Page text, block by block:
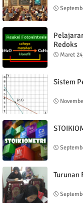
Redoks
Maret
Sistem
Turunan